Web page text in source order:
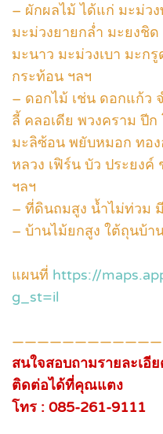
– ผักผลไม้ ได้แก่ มะม่ว
มะม่วงยายกล่ำ มะยงชิ
มะนาว มะม่วงเบา มะก
กระท้อน ฯลฯ
– ดอกไม้ เช่น ดอกแก้ว
ลี้ คลอเดีย พวงคราม ปี
มะลิซ้อน พยับหมอก ทอง
หลวง เฟิร์น บัว ประยง
ฯลฯ
– ที่ดินถมสูง น้ำไม่ท่วม
– บ้านไม้ยกสูง ใต้ถุนบ้า
แผนที่ https://
g_st=il
สนใจสอบถามรายละเอี
ติดต่อได้ที่คุณแตง
โทร : 085-261-9111